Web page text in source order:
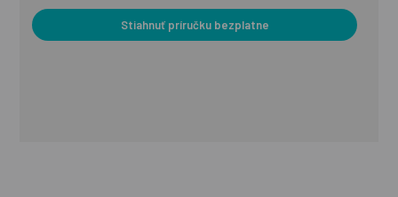
Stiahnuť príručku bezplatne